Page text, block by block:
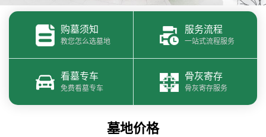
购墓须知
教您怎么选墓地
服务流程
一站式流程服务
看墓专车
免费看墓专车
骨灰寄存
骨灰寄存服务
墓地价格